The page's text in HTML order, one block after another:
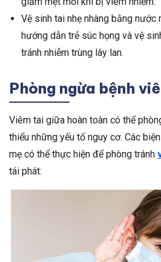
Vệ sinh tai nhẹ nhàng bằng
hướng dẫn trẻ súc họng và vệ
tránh nhiễm trùng lây lan.
Phòng ngừa bệnh
Viêm tai giữa hoàn toàn có thể
thiểu những yếu tố nguy cơ. Các
mẹ có thể thực hiện để phòng tránh
tái phát: